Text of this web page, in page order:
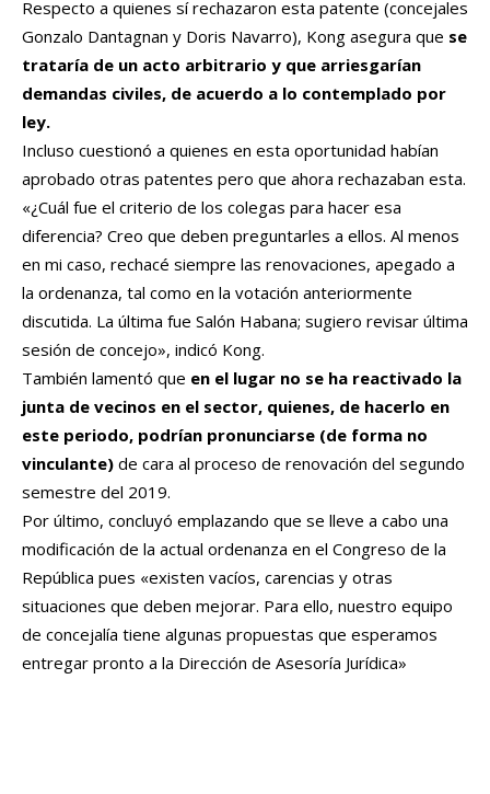
Respecto a quienes sí rechazaron esta patente (concejales
Gonzalo Dantagnan y Doris Navarro), Kong asegura que se
trataría de un acto arbitrario y que arriesgarían
demandas civiles, de acuerdo a lo contemplado por
ley.
Incluso cuestionó a quienes en esta oportunidad habían
aprobado otras patentes pero que ahora rechazaban esta.
«¿Cuál fue el criterio de los colegas para hacer esa
diferencia? Creo que deben preguntarles a ellos. Al menos
en mi caso, rechacé siempre las renovaciones, apegado a
la ordenanza, tal como en la votación anteriormente
discutida. La última fue Salón Habana; sugiero revisar última
sesión de concejo», indicó Kong.
También lamentó que en el lugar no se ha reactivado la
junta de vecinos en el sector, quienes, de hacerlo en
este periodo, podrían pronunciarse (de forma no
vinculante) de cara al proceso de renovación del segundo
semestre del 2019.
Por último, concluyó emplazando que se lleve a cabo una
modificación de la actual ordenanza en el Congreso de la
República pues «existen vacíos, carencias y otras
situaciones que deben mejorar. Para ello, nuestro equipo
de concejalía tiene algunas propuestas que esperamos
entregar pronto a la Dirección de Asesoría Jurídica»